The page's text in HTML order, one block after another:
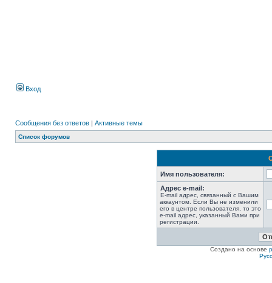
Вход
Сообщения без ответов | Активные темы
Список форумов
Имя пользователя:
Адрес e-mail:
E-mail адрес, связанный с Вашим
аккаунтом. Если Вы не изменили
его в центре пользователя, то это
e-mail адрес, указанный Вами при
регистрации.
Создано на основе